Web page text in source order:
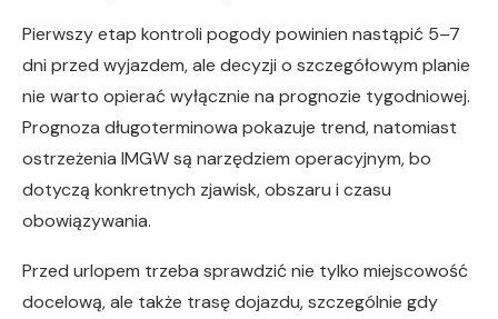
Pierwszy etap kontroli pogody powinien nastąpić 5–7
dni przed wyjazdem, ale decyzji o szczegółowym planie
nie warto opierać wyłącznie na prognozie tygodniowej.
Prognoza długoterminowa pokazuje trend, natomiast
ostrzeżenia IMGW są narzędziem operacyjnym, bo
dotyczą konkretnych zjawisk, obszaru i czasu
obowiązywania.
Przed urlopem trzeba sprawdzić nie tylko miejscowość
docelową, ale także trasę dojazdu, szczególnie gdy